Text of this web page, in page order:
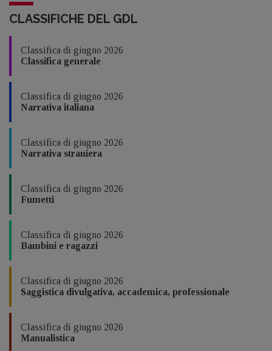
CLASSIFICHE DEL GDL
Classifica di giugno 2026
Classifica generale
Classifica di giugno 2026
Narrativa italiana
Classifica di giugno 2026
Narrativa straniera
Classifica di giugno 2026
Fumetti
Classifica di giugno 2026
Bambini e ragazzi
Classifica di giugno 2026
Saggistica divulgativa, accademica, professionale
Classifica di giugno 2026
Manualistica